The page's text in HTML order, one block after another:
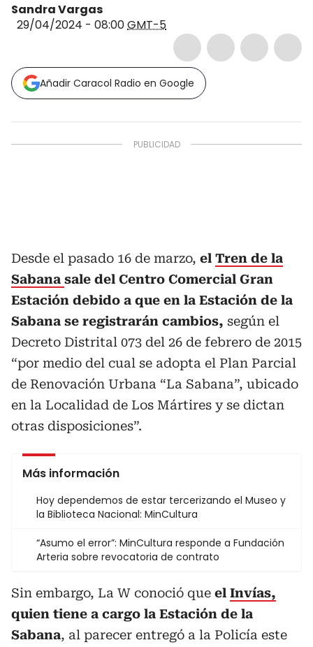
Sandra Vargas
29/04/2024 - 08:00GMT-5
Añadir Caracol Radio en Google
Desde el pasado 16 de marzo, el Tren de la
Sabana sale del Centro Comercial Gran
Estación debido a que en la Estación de la
Sabana se registrarán cambios, según el
Decreto Distrital 073 del 26 de febrero de 2015
“por medio del cual se adopta el Plan Parcial
de Renovación Urbana “La Sabana”, ubicado
en la Localidad de Los Mártires y se dictan
otras disposiciones”.
Más información
Hoy dependemos de estar tercerizando el Museo y
la Biblioteca Nacional: MinCultura
“Asumo el error”: MinCultura responde a Fundación
Arteria sobre revocatoria de contrato
Sin embargo, La W conoció que el Invías,
quien tiene a cargo la Estación de la
Sabana, al parecer entregó a la Policía este